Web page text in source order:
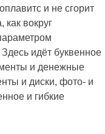
и не сгорит
как вокруг
идёт буквенное
и денежные
и диски, фото- и
и гибкие